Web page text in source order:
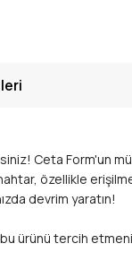
Ceta Form'un
özellikle
devrim yaratın!
ürünü tercih